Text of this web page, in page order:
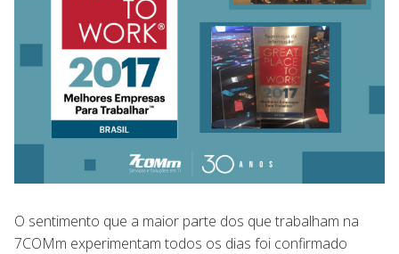
O sentimento que a maior parte dos que trabalham na
7COMm experimentam todos os dias foi confirmado